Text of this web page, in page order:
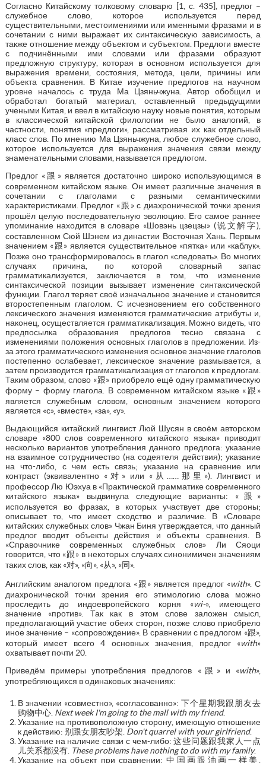
Согласно Китайскому толковому словарю [1, с. 435], предлог –
служебное слово, которое используется перед
существительными, местоимениями или именными фразами и в
сочетании с ними выражает их синтаксическую зависимость, а
также отношение между объектом и субъектом. Предлоги вместе
с подчинёнными ими словами или фразами образуют
предложную структуру, которая в основном используется для
выражения времени, состояния, метода, цели, причины или
объекта сравнения. В Китае изучение предлогов на научном
уровне началось с труда Ма Цзяньчжуна. Автор обобщил и
обработал богатый материал, оставленный предыдущими
учеными Китая, и ввел в китайскую науку новые понятия, которым
в классической китайской филологии не было аналогий, в
частности, понятия «предлоги», рассматривая их как отдельный
класс слов. По мнению Ма Цзяньчжуна, любое служебное слово,
которое используется для выражения значения связи между
знаменательными словами, называется предлогом.
Предлог «跟» является достаточно широко использующимся в
современном китайском языке. Он имеет различные значения в
сочетании с глаголами с разными семантическими
характеристиками. Предлог «跟» с диахронической точки зрения
прошёл целую последовательную эволюцию. Его самое раннее
упоминание находится в словаре «Шовэнь цзецзы» (说文解字),
составленном Сюй Шэнем из династии Восточная Хань. Первым
значением «跟» является существительное «пятка» или «каблук».
Позже оно трансформировалось в глагол «следовать». Во многих
случаях причина, по которой словарный запас
грамматикализуется, заключается в том, что изменение
синтаксической позиции вызывает изменение синтаксической
функции. Глагол теряет своё изначальное значение и становится
второстепенным глаголом. С исчезновением его собственного
лексического значения изменяются грамматические атрибуты и,
наконец, осуществляется грамматикализация. Можно видеть, что
предпосылка образования предлогов тесно связана с
изменениями положения основных глаголов в предложении. Из-
за этого грамматического изменения основное значение глаголов
постепенно ослабевает, лексическое значение размывается, а
затем производится грамматикализация от глаголов к предлогам.
Таким образом, слово «跟» приобрело ещё одну грамматическую
форму – форму глагола. В современном китайском языке «跟»
является служебным словом, основным значением которого
является «с», «вместе», «за», «у».
Выдающийся китайский лингвист Люй Шусян в своём авторском
словаре «800 слов современного китайского языка» приводит
несколько вариантов употребления данного предлога: указание
на взаимное сотрудничество (на содеятеля действия); указание
на что-либо, с чем есть связь; указание на сравнение или
контраст (эквивалентно «对» или «从……那里»). Лингвист и
профессор Лю Юэхуа в «Практической грамматике современного
китайского языка» выдвинула следующие варианты: «跟»
используется во фразах, в которых участвует две стороны;
описывает то, что имеет сходство и различие. В «Словаре
китайских служебных слов» Чжан Биня утверждается, что данный
предлог вводит объекты действия и объекты сравнения. В
«Справочнике современных служебных слов» Ли Сяоци
говорится, что «跟» в некоторых случаях синонимичен значениям
таких слов, как «对», «向», «从», «同».
Английским аналогом предлога «跟» является предлог «with». С
диахронической точки зрения его этимологию слова можно
проследить до индоевропейского корня «wi-», имеющего
значение «против». Так как в этом слове заложен смысл,
предполагающий участие обеих сторон, позже слово приобрело
иное значение – «сопровождение». В сравнении с предлогом «跟»,
который имеет всего 4 основных значения, предлог «with»
охватывает почти 20.
Приведём примеры употребления предлогов «跟» и «with»,
употребляющихся в одинаковых значениях:
В значении «совместно», «согласованно»: 下个星期我跟朋友去
购物中心. Next week I'm going to the mall with my friend.
Указание на противоположную сторону, имеющую отношение
к действию: 别跟女朋友吵架. Don't quarrel with your girlfriend.
Указание на наличие связи с чем-либо: 这些问题跟我家人一点
儿关系都没有. These problems have nothing to do with my family.
Указание на объект при сравнении: 中国画跟油画一样美.